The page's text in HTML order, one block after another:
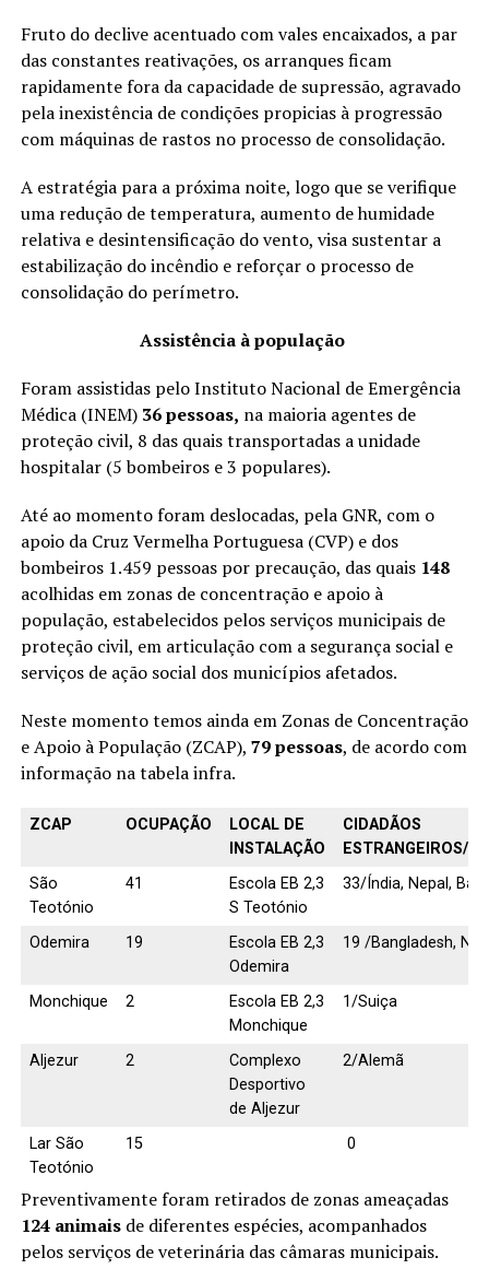
Fruto do declive acentuado com vales encaixados, a par
das constantes reativações, os arranques ficam
rapidamente fora da capacidade de supressão, agravado
pela inexistência de condições propicias à progressão
com máquinas de rastos no processo de consolidação.
A estratégia para a próxima noite, logo que se verifique
uma redução de temperatura, aumento de humidade
relativa e desintensificação do vento, visa sustentar a
estabilização do incêndio e reforçar o processo de
consolidação do perímetro.
Assistência à população
Foram assistidas pelo Instituto Nacional de Emergência
Médica (INEM) 36 pessoas, na maioria agentes de
proteção civil, 8 das quais transportadas a unidade
hospitalar (5 bombeiros e 3 populares).
Até ao momento foram deslocadas, pela GNR, com o
apoio da Cruz Vermelha Portuguesa (CVP) e dos
bombeiros 1.459 pessoas por precaução, das quais 148
acolhidas em zonas de concentração e apoio à
população, estabelecidos pelos serviços municipais de
proteção civil, em articulação com a segurança social e
serviços de ação social dos municípios afetados.
Neste momento temos ainda em Zonas de Concentração
e Apoio à População (ZCAP), 79 pessoas, de acordo com
informação na tabela infra.
ZCAP OCUPAÇÃO
LOCAL DE
INSTALAÇÃO
CIDADÃOS
ESTRANGEIROS/
São
Teotónio
41
Escola EB 2,3
S Teotónio
33/Índia, Nepal,
Odemira 19
Escola EB 2,3
Odemira
19 /Bangladesh,
Monchique 2
Escola EB 2,3
Monchique
1/Suiça
Aljezur 2
Complexo
Desportivo
de Aljezur
2/Alemã
Lar São
Teotónio
15 0
Preventivamente foram retirados de zonas ameaçadas
124 animaisde diferentes espécies, acompanhados
pelos serviços de veterinária das câmaras municipais.